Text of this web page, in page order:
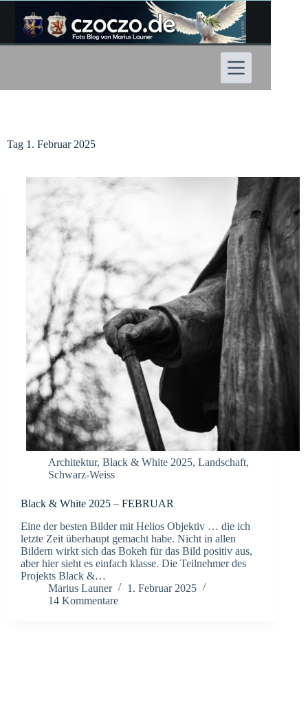
Inhalt
springen
Tag 1. Februar 2025
Architektur, Black & White 2025, Landschaft,
Schwarz-Weiss
Black & White 2025 – FEBRUAR
Eine der besten Bilder mit Helios Objektiv … die ich
letzte Zeit überhaupt gemacht habe. Nicht in allen
Bildern wirkt sich das Bokeh für das Bild positiv aus,
aber hier sieht es einfach klasse. Die Teilnehmer des
Projekts Black &…
Marius Launer
1. Februar 2025
14 Kommentare